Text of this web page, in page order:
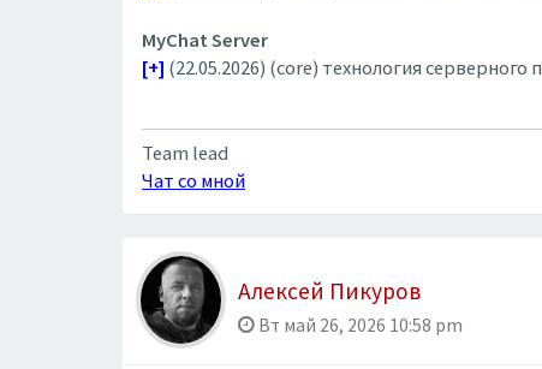
MyChat Server
[+] (22.05.2026) (core) технология серверного
Team lead
Чат со мной
Алексей Пикуров
Вт май 26, 2026 10:58 pm